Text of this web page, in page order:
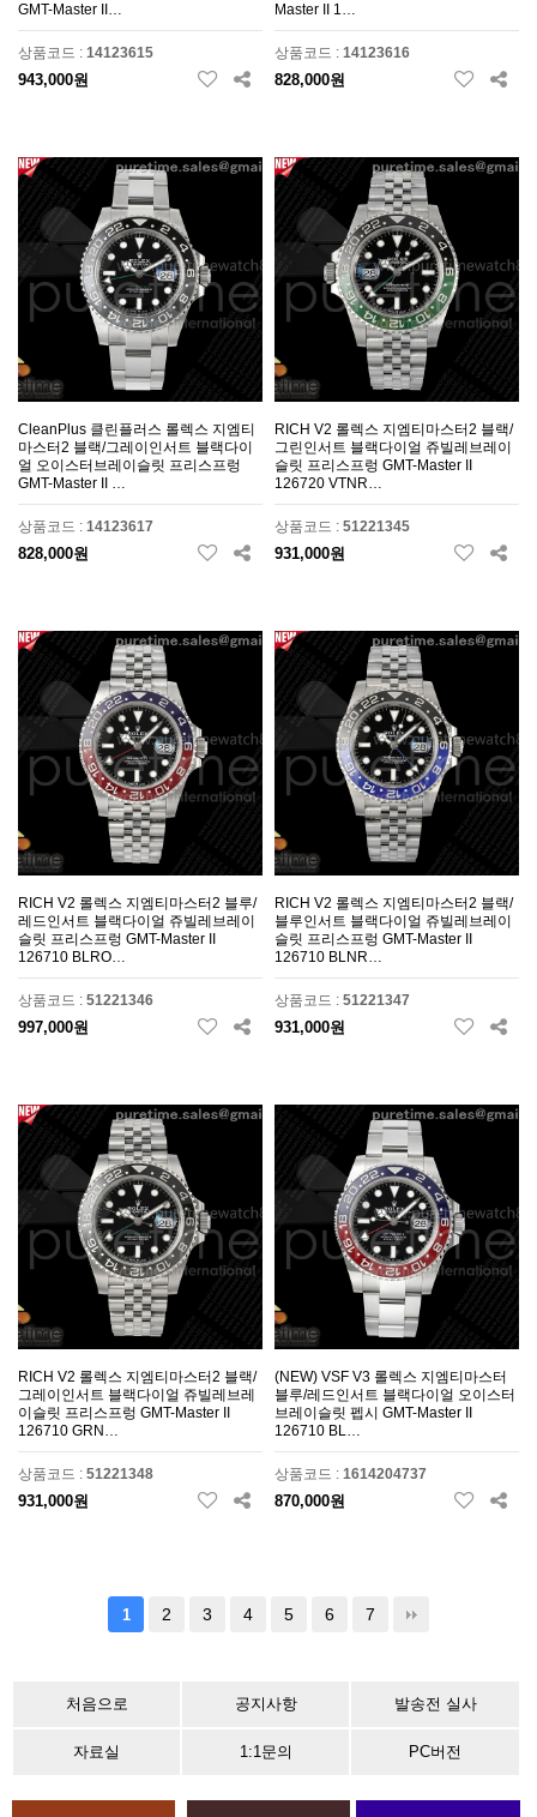
GMT-Master II…
상품코드 : 14123615
943,000원
Master II 1…
상품코드 : 14123616
828,000원
CleanPlus 클린플러스 롤렉스 지엠티
마스터2 블랙/그레이인서트 블랙다이
얼 오이스터브레이슬릿 프리스프렁
GMT-Master II …
상품코드 : 14123617
828,000원
RICH V2 롤렉스 지엠티마스터2 블랙/
그린인서트 블랙다이얼 쥬빌레브레이
슬릿 프리스프렁 GMT-Master II
126720 VTNR…
상품코드 : 51221345
931,000원
RICH V2 롤렉스 지엠티마스터2 블루/
레드인서트 블랙다이얼 쥬빌레브레이
슬릿 프리스프렁 GMT-Master II
126710 BLRO…
상품코드 : 51221346
997,000원
RICH V2 롤렉스 지엠티마스터2 블랙/
블루인서트 블랙다이얼 쥬빌레브레이
슬릿 프리스프렁 GMT-Master II
126710 BLNR…
상품코드 : 51221347
931,000원
RICH V2 롤렉스 지엠티마스터2 블랙/
그레이인서트 블랙다이얼 쥬빌레브레
이슬릿 프리스프렁 GMT-Master II
126710 GRN…
상품코드 : 51221348
931,000원
(NEW) VSF V3 롤렉스 지엠티마스터
블루/레드인서트 블랙다이얼 오이스터
브레이슬릿 펩시 GMT-Master II
126710 BL…
상품코드 : 1614204737
870,000원
1 2 3 4 5 6 7
처음으로 공지사항 발송전 실사
자료실 1:1문의 PC버전